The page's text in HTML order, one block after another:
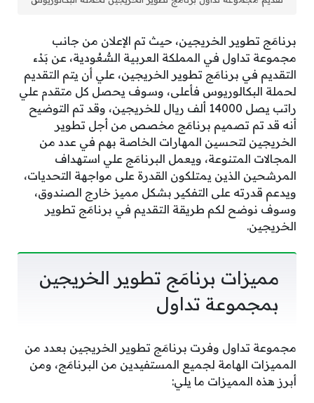
برنامَج تطوير الخريجين، حيث تم الإعلان من جانب
مجموعة تداول في المملكة العربية السُّعُودية، عن بَدْء
التقديم في برنامَج تطوير الخريجين، علي أن يتم التقديم
لحملة البكالوريوس فأعلى، وسوف يحصل كل متقدم علي
راتب يصل 14000 ألف ريال للخريجين، وقد تم التوضيح
أنه قد تم تصميم برنامَج مخصص من أجل تطوير
الخريجين لتحسين المهارات الخاصة بهم في عدد من
المجالات المتنوعة، ويعمل البرنامَج علي استهداف
المرشحين الذين يمتلكون القدرة على مواجهة التحديات،
ويدعم قدرته على التفكير بشكل مميز خارج الصندوق،
وسوف نوضح لكم طريقة التقديم في برنامَج تطوير
الخريجين.
مميزات برنامَج تطوير الخريجين
بمجموعة تداول
مجموعة تداول وفرت برنامَج تطوير الخريجين بعدد من
المميزات الهامة لجميع المستفيدين من البرنامَج، ومن
أبرز هذه المميزات ما يلي: